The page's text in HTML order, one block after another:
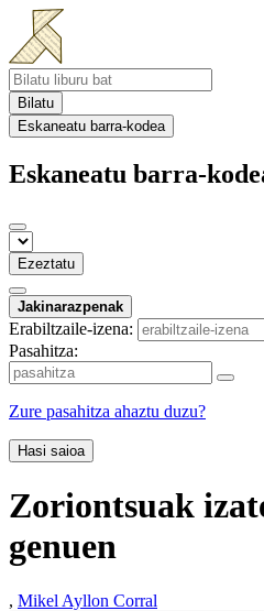
Bilatu
Eskaneatu barra-kodea
Eskaneatu barra-
Ezeztatu
Jakinarazpenak
Erabiltzaile-izena:
Pasahitza:
Zure pasahitza ahaztu duzu?
Hasi saioa
Zoriontsuak
genuen
, Mikel Ayllon Corral